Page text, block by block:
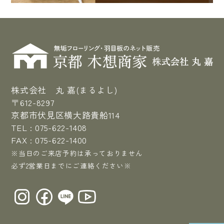
株式会社 丸 嘉(まるよし)
〒612-8297
京都市伏見区横大路貴船114
TEL : 075-622-1408
FAX : 075-622-1400
※当日のご来店予約は承っておりません
必ず2営業日までにご連絡ください※